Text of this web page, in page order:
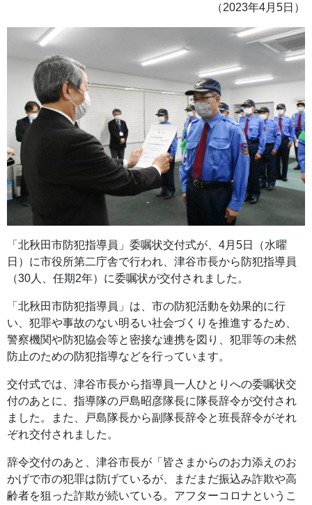
（2023年4月5日）
「北秋田市防犯指導員」委嘱状交付式が、4月5日（水曜
日）に市役所第二庁舎で行われ、津谷市長から防犯指導員
（30人、任期2年）に委嘱状が交付されました。
「北秋田市防犯指導員」は、市の防犯活動を効果的に行
い、犯罪や事故のない明るい社会づくりを推進するため、
警察機関や防犯協会等と密接な連携を図り、犯罪等の未然
防止のための防犯指導などを行っています。
交付式では、津谷市長から指導員一人ひとりへの委嘱状交
付のあとに、指導隊の戸島昭彦隊長に隊長辞令が交付され
ました。また、戸島隊長から副隊長辞令と班長辞令がそれ
ぞれ交付されました。
辞令交付のあと、津谷市長が「皆さまからのお力添えのお
かげで市の犯罪は防げているが、まだまだ振込み詐欺や高
齢者を狙った詐欺が続いている。アフターコロナというこ